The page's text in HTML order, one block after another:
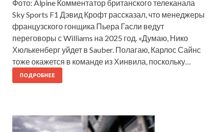
Фото: Alpine Комментатор британского телеканала
Sky Sports F1 Дэвид Крофт рассказал, что менеджеры
французского гонщика Пьера Гасли ведут
переговоры с Williams на 2025 год. «Думаю, Нико
Хюлькенберг уйдет в Sauber. Полагаю, Карлос Сайнс
тоже окажется в команде из Хинвила, поскольку…
ПОДРОБНЕЕ